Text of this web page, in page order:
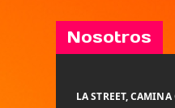
Nosotros
LA STREET, CAMINA